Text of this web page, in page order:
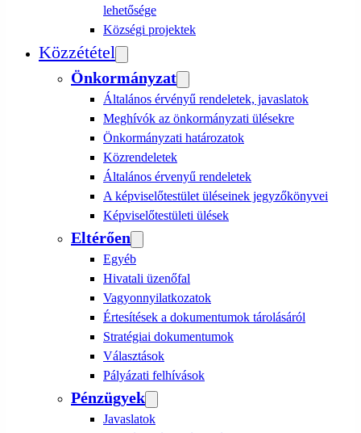
lehetősége
Községi projektek
Közzététel
Önkormányzat
Általános érvényű rendeletek, javaslatok
Meghívók az önkormányzati ülésekre
Önkormányzati határozatok
Közrendeletek
Általános érvenyű rendeletek
A képviselőtestület üléseinek jegyzőkönyvei
Képviselőtestületi ülések
Eltérően
Egyéb
Hivatali üzenőfal
Vagyonnyilatkozatok
Értesítések a dokumentumok tárolásáról
Stratégiai dokumentumok
Választások
Pályázati felhívások
Pénzügyek
Javaslatok